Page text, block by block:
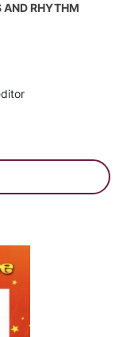
AND RHYTHM